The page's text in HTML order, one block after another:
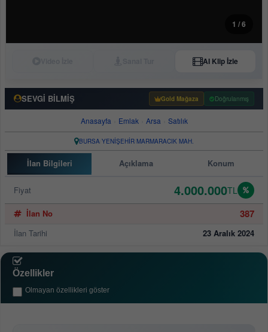
1 / 6
AI Klip İzle
SEVGİ BİLMİŞ Gold Mağaza Doğrulanmış
Anasayfa Emlak Arsa Satılık
BURSA YENİŞEHİR MARMARACIK MAH.
İlan Bilgileri Açıklama Konum
Fiyat 4.000.000TL
İlan No 387
İlan Tarihi 23 Aralık 2024
Özellikler
Olmayan özellikleri göster